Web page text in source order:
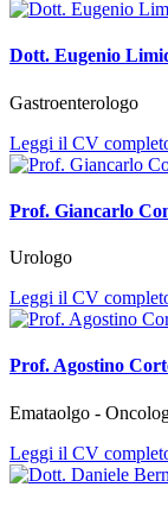
Dott. Eugenio
Gastroenterologo
Leggi il CV
Prof. Giancarlo
Urologo
Leggi il CV
Prof. Agostino
Emataolgo -
Leggi il CV